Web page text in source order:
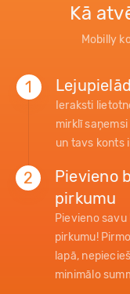
Kā
Mobilly
1
Ieraksti
mirklī
un tavs konts
2
Pievieno
pirkumu
Pievieno
pirkumu!
lapā,
minimālo